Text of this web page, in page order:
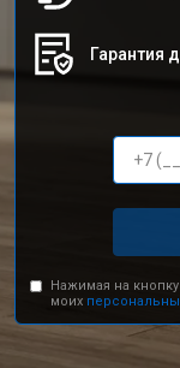
Гарантия
Нажимая на
моих